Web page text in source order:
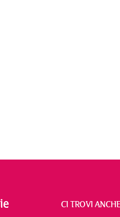
CI TROVI